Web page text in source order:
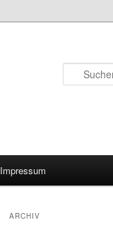
Impressum
ARCHIV